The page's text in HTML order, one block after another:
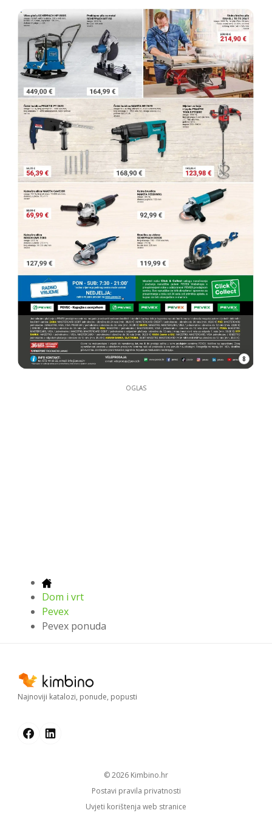
8
OGLAS
Dom i vrt
Pevex
Pevex ponuda
Najnoviji katalozi, ponude, popusti
© 2026
kimbino.hr
Postavi pravila privatnosti
Uvjeti korištenja web stranice